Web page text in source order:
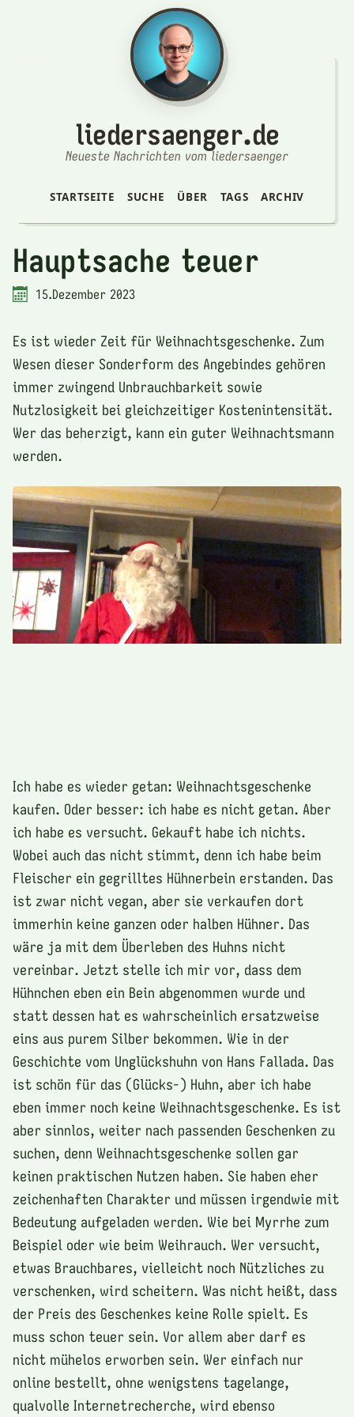
liedersaenger.de
Neueste Nachrichten vom liedersaenger
STARTSEITE SUCHE ÜBER TAGS ARCHIV
Hauptsache teuer
15.Dezember 2023
Es ist wieder Zeit für Weihnachtsgeschenke. Zum
Wesen dieser Sonderform des Angebindes gehören
immer zwingend Unbrauchbarkeit sowie
Nutzlosigkeit bei gleichzeitiger Kostenintensität.
Wer das beherzigt, kann ein guter Weihnachtsmann
werden.
Ich habe es wieder getan: Weihnachtsgeschenke
kaufen. Oder besser: ich habe es nicht getan. Aber
ich habe es versucht. Gekauft habe ich nichts.
Wobei auch das nicht stimmt, denn ich habe beim
Fleischer ein gegrilltes Hühnerbein erstanden. Das
ist zwar nicht vegan, aber sie verkaufen dort
immerhin keine ganzen oder halben Hühner. Das
wäre ja mit dem Überleben des Huhns nicht
vereinbar. Jetzt stelle ich mir vor, dass dem
Hühnchen eben ein Bein abgenommen wurde und
statt dessen hat es wahrscheinlich ersatzweise
eins aus purem Silber bekommen. Wie in der
Geschichte vom Unglückshuhn von Hans Fallada. Das
ist schön für das (Glücks-) Huhn, aber ich habe
eben immer noch keine Weihnachtsgeschenke. Es ist
aber sinnlos, weiter nach passenden Geschenken zu
suchen, denn Weihnachtsgeschenke sollen gar
keinen praktischen Nutzen haben. Sie haben eher
zeichenhaften Charakter und müssen irgendwie mit
Bedeutung aufgeladen werden. Wie bei Myrrhe zum
Beispiel oder wie beim Weihrauch. Wer versucht,
etwas Brauchbares, vielleicht noch Nützliches zu
verschenken, wird scheitern. Was nicht heißt, dass
der Preis des Geschenkes keine Rolle spielt. Es
muss schon teuer sein. Vor allem aber darf es
nicht mühelos erworben sein. Wer einfach nur
online bestellt, ohne wenigstens tagelange,
qualvolle Internetrecherche, wird ebenso